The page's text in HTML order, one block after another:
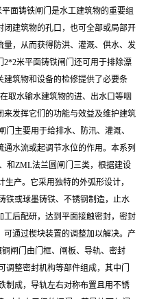
面铸铁闸门是水工建筑物的重要组
建筑物的孔口，也可全部或局部开
，从而获得防洪、灌溉、供水、发
2*2米平面铸铁闸门还可用于排除漂
筑物和设备的检修提供了必要条
取水输水建筑物的进、出水口等咽
发挥它们的功能与效益及维护建筑
主要用于给排水、防汛、灌溉、
水流或起调节水位的作用。本系列
和ZML法兰圆闸门三类，根据建设
产。它采用独特的外弧形设计，
铁或球墨铸铁、不锈钢制造，止水
后配研，达到平面接触密封，密封
通过楔块装置的调整加以解决。产
闸门由门框、闸板、导轨、密封
整密封机构等部件组成，其中门
制成，导轨左右对称布置且用不锈